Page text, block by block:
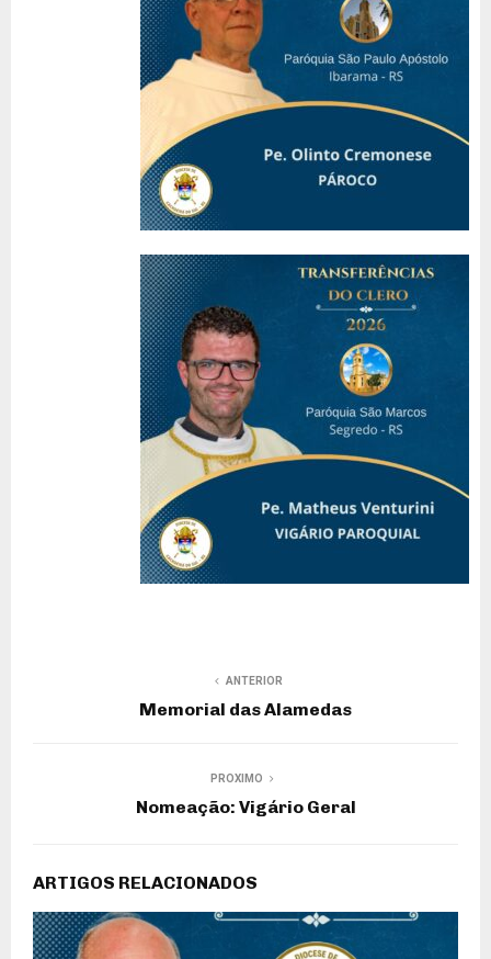
ANTERIOR
Memorial das Alamedas
PROXIMO
Nomeação: Vigário Geral
ARTIGOS RELACIONADOS